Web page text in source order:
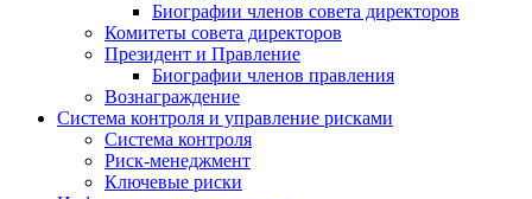
Биографии членов совета директоров
Комитеты совета директоров
Президент и Правление
Биографии членов правления
Вознаграждение
Система контроля и управление рисками
Система контроля
Риск-менеджмент
Ключевые риски